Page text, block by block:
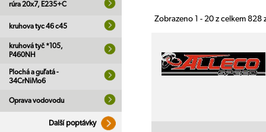
rúra 20x7, E235+C
kruhova tyc 46 c45
kruhová tyč *105,
P460NH
Plochá a guľatá -
34CrNiMo6
Oprava vodovodu
Další poptávky
Zobrazeno 1 - 20 z celkem 828